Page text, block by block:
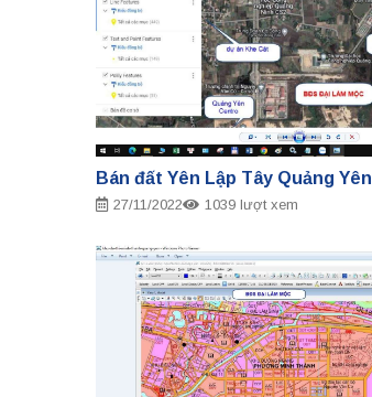
Bán đất Yên Lập Tây Quảng Yên
27/11/2022 1039 lượt xem